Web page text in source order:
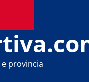
provincia